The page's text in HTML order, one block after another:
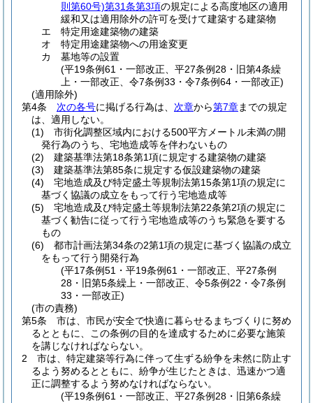
則第60号)第31条第3項の規定による高度地区の適用
緩和又は適用除外の許可を受けて建築する建築物
エ
特定用途建築物の建築
オ
特定用途建築物への用途変更
カ
墓地等の設置
(平19条例61・一部改正、平27条例28・旧第4条繰
上・一部改正、令7条例33・令7条例64・一部改正)
(適用除外)
第4条
次の各号に掲げる行為は、 次章から第7章までの規定
は、適用しない。
(1)
市街化調整区域内における500平方メートル未満の開
発行為のうち、宅地造成等を伴わないもの
(2)
建築基準法第18条第1項に規定する建築物の建築
(3)
建築基準法第85条に規定する仮設建築物の建築
(4)
宅地造成及び特定盛土等規制法第15条第1項の規定に
基づく協議の成立をもって行う宅地造成等
(5)
宅地造成及び特定盛土等規制法第22条第2項の規定に
基づく勧告に従って行う宅地造成等のうち緊急を要する
もの
(6)
都市計画法第34条の2第1項の規定に基づく協議の成立
をもって行う開発行為
(平17条例51・平19条例61・一部改正、平27条例
28・旧第5条繰上・一部改正、令5条例22・令7条例
33・一部改正)
(市の責務)
第5条
市は、市民が安全で快適に暮らせるまちづくりに努め
るとともに、この条例の目的を達成するために必要な施策
を講じなければならない。
2
市は、特定建築等行為に伴って生ずる紛争を未然に防止す
るよう努めるとともに、紛争が生じたときは、迅速かつ適
正に調整するよう努めなければならない。
(平19条例61・一部改正、平27条例28・旧第6条繰